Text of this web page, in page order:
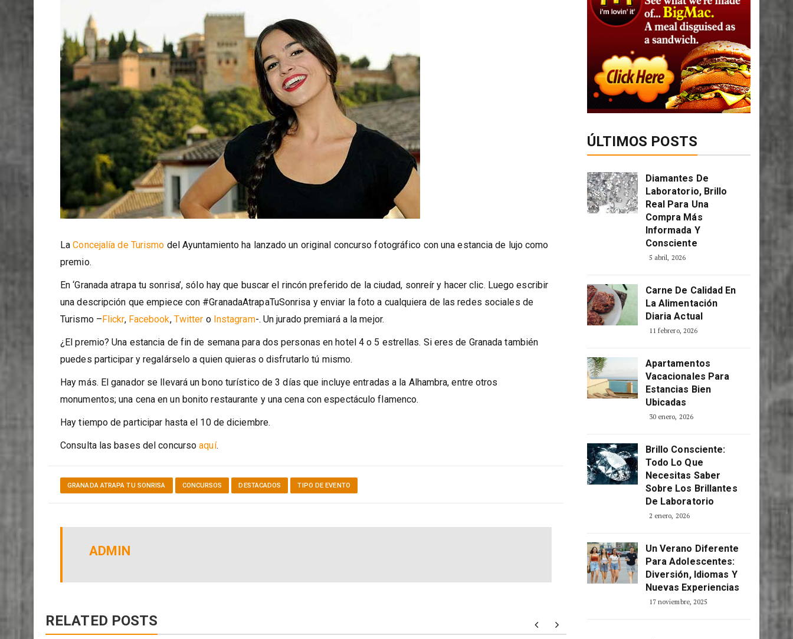
LaConcejalía de Turismo del Ayuntamiento ha lanzado un original concurso fotográfico con una estancia de lujo como
premio.
En ‘Granada atrapa tu sonrisa’, sólo hay que buscar el rincón preferido de la ciudad, sonreír y hacer clic. Luego escribir
una descripción que empiece con #GranadaAtrapaTuSonrisa y enviar la foto a cualquiera de las redes sociales de
Turismo –Flickr, Facebook, Twitter o Instagram-. Un jurado premiará a la mejor.
¿El premio? Una estancia de fin de semana para dos personas en hotel 4 o 5 estrellas. Si eres de Granada también
puedes participar y regalárselo a quien quieras o disfrutarlo tú mismo.
Hay más. El ganador se llevará un bono turístico de 3 días que incluye entradas a la Alhambra, entre otros
monumentos; una cena en un bonito restaurante y una cena con espectáculo flamenco.
Hay tiempo de participar hasta el 10 de diciembre.
Consulta las bases del concursoaquí.
GRANADA ATRAPA TU SONRISA CONCURSOS DESTACADOS TIPO DE EVENTO
ADMIN
RELATED POSTS
ÚLTIMOS POSTS
Diamantes De
Laboratorio, Brillo
Real Para Una
Compra Más
Informada Y
Consciente
5 abril, 2026
Carne De Calidad En
La Alimentación
Diaria Actual
11 febrero, 2026
Apartamentos
Vacacionales Para
Estancias Bien
Ubicadas
30 enero, 2026
Brillo Consciente:
Todo Lo Que
Necesitas Saber
Sobre Los Brillantes
De Laboratorio
2 enero, 2026
Un Verano Diferente
Para Adolescentes:
Diversión, Idiomas Y
Nuevas Experiencias
17 noviembre, 2025